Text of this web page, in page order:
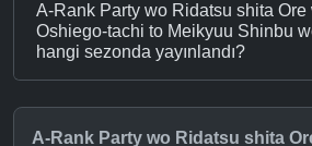
A-Rank Party wo Ridatsu shita Ore
Oshiego-tachi to Meikyuu Shinbu
hangi sezonda yayınlandı?
A-Rank Party wo Ridatsu shita